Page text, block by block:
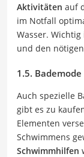
Aktivitäten auf
im Notfall
Wasser.
und den
1.5.
Auch spezielle
gibt es zu
Elementen
Schwimmens
Schwimmhilfen